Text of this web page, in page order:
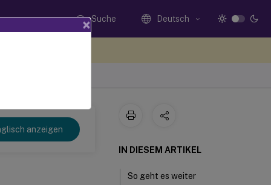
Suche Deutsch
anzeigen
IN DIESEM ARTIKEL
So geht es weiter
×